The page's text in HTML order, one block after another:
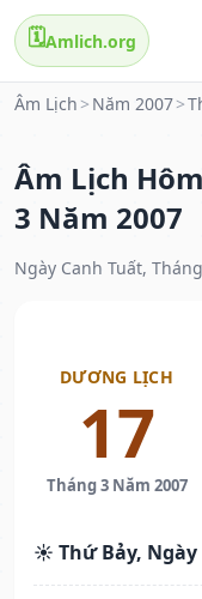
🗓️Amlich.org
Âm Lịch > Năm 2007>
Âm Lịch
3 Năm 2007
Ngày Canh Tuất,
DƯƠNG LỊCH
17
Tháng 3 Năm 2007
☀️ Thứ Bảy, Ngày